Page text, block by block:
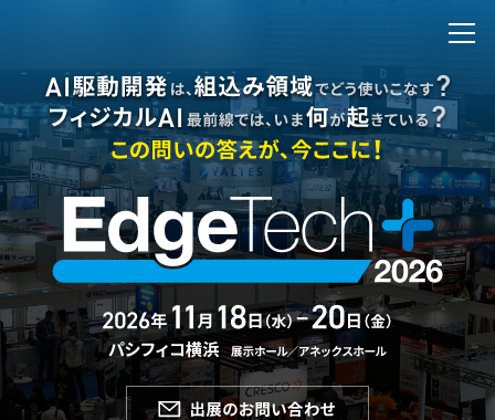
出展のお問い合わせ
来場登録・ログイン
開催概要
開催概要
EdgeTech+ とは
アクセス
前回開催（2025年）
EdgeTech+ 2025 公式サイト